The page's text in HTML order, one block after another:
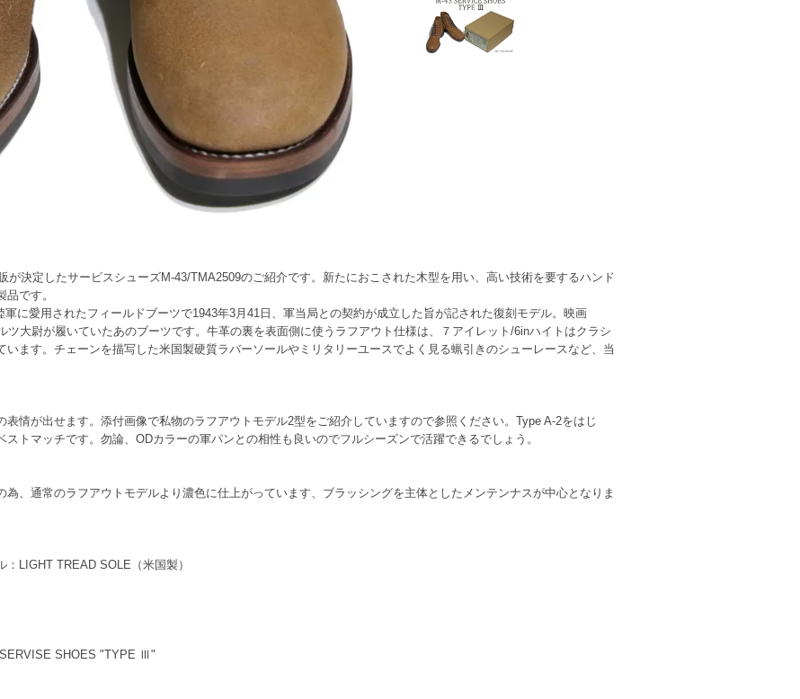
が決定したサービスシューズM-43/TMA2509のご紹介です。新たにおこされた木型を用い、高い技術を要するハンド
です。
軍に愛用されたフィールドブーツで1943年3月41日、軍当局との契約が成立した旨が記された復刻モデル。映画
ツ大尉が履いていたあのブーツです。牛革の裏を表面側に使うラフアウト仕様は、７アイレット/6inハイトはクラシ
います。チェーンを描写した米国製硬質ラバーソールやミリタリーユースでよく見る蝋引きのシューレースなど、当
情が出せます。添付画像で私物のラフアウトモデル2型をご紹介していますので参照ください。Type A-2をはじ
トマッチです。勿論、ODカラーの軍パンとの相性も良いのでフルシーズンで活躍できるでしょう。
、通常のラフアウトモデルより濃色に仕上がっています、ブラッシングを主体としたメンテンナスが中心となりま
LIGHT TREAD SOLE（米国製）
SHOES "TYPE Ⅲ"